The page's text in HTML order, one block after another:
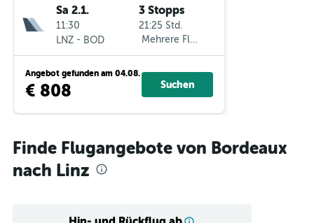
Sa 2.1.
11:30
LNZ - BOD
3 Stopps
21:25 Std.
Mehrere Fluglinien
Angebot gefunden am 04.08.
€ 808 Suchen
Finde Flugangebote von Bordeaux
nach Linz